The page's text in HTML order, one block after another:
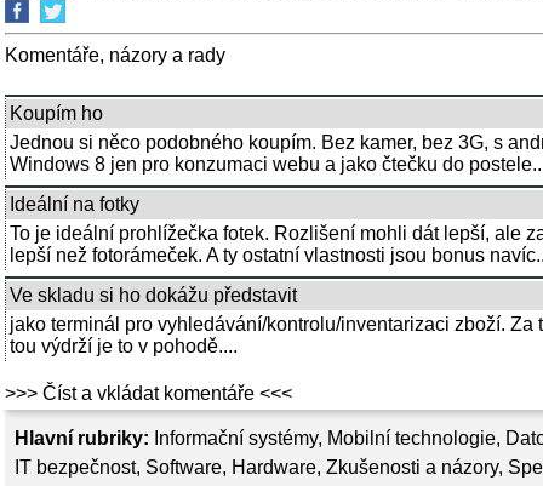
Hlavní rubriky: Informační systémy, Mobilní technologie,
IT bezpečnost, Software, Hardware, Zkušenosti a názory,
Komentáře, názory a rady
Koupím ho
Jednou si něco podobného koupím. Bez kamer, bez 3G, s
Windows 8 jen pro konzumaci webu a jako čtečku do
Ideální na fotky
To je ideální prohlížečka fotek. Rozlišení mohli dát lepší, ale
lepší než fotorámeček. A ty ostatní vlastnosti jsou bonus
Ve skladu si ho dokážu představit
jako terminál pro vyhledávání/kontrolu/inventarizaci zboží. Za
tou výdrží je to v pohodě....
>>> Číst a vkládat komentáře <<<